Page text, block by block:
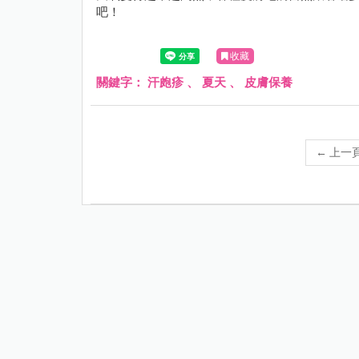
吧！
收藏
關鍵字： 汗皰疹 、 夏天 、 皮膚保養
← 上一